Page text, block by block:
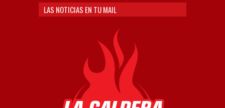
LAS NOTICIAS EN TU MAIL